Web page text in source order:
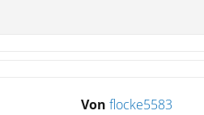
Von flocke5583